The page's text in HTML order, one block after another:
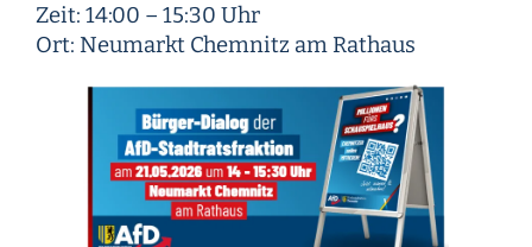
Zeit: 14:00 – 15:30 Uhr
Ort: Neumarkt Chemnitz am Rathaus